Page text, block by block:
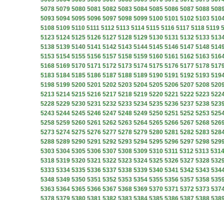
5078 5079 5080 5081 5082 5083 5084 5085 5086 5087 5088
5093 5094 5095 5096 5097 5098 5099 5100 5101 5102 5103
5108 5109 5110 5111 5112 5113 5114 5115 5116 5117 5118 5119
5123 5124 5125 5126 5127 5128 5129 5130 5131 5132 5133
5138 5139 5140 5141 5142 5143 5144 5145 5146 5147 5148
5153 5154 5155 5156 5157 5158 5159 5160 5161 5162 5163
5168 5169 5170 5171 5172 5173 5174 5175 5176 5177 5178
5183 5184 5185 5186 5187 5188 5189 5190 5191 5192 5193
5198 5199 5200 5201 5202 5203 5204 5205 5206 5207 5208
5213 5214 5215 5216 5217 5218 5219 5220 5221 5222 5223
5228 5229 5230 5231 5232 5233 5234 5235 5236 5237 5238
5243 5244 5245 5246 5247 5248 5249 5250 5251 5252 5253
5258 5259 5260 5261 5262 5263 5264 5265 5266 5267 5268
5273 5274 5275 5276 5277 5278 5279 5280 5281 5282 5283
5288 5289 5290 5291 5292 5293 5294 5295 5296 5297 5298
5303 5304 5305 5306 5307 5308 5309 5310 5311 5312 5313 5314
5318 5319 5320 5321 5322 5323 5324 5325 5326 5327 5328
5333 5334 5335 5336 5337 5338 5339 5340 5341 5342 5343
5348 5349 5350 5351 5352 5353 5354 5355 5356 5357 5358
5363 5364 5365 5366 5367 5368 5369 5370 5371 5372 5373
5378 5379 5380 5381 5382 5383 5384 5385 5386 5387 5388